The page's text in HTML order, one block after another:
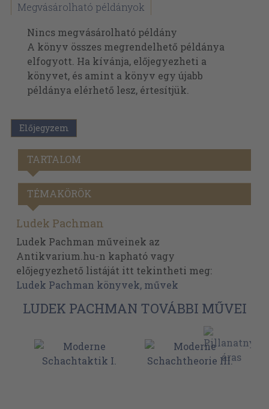
Megvásárolható példányok
Nincs megvásárolható példány
A könyv összes megrendelhető példánya
elfogyott. Ha kívánja, előjegyezheti a
könyvet, és amint a könyv egy újabb
példánya elérhető lesz, értesítjük.
Előjegyzem
TARTALOM
TÉMAKÖRÖK
Ludek Pachman
Ludek Pachman műveinek az
Antikvarium.hu-n kapható vagy
előjegyezhető listáját itt tekintheti meg:
Ludek Pachman könyvek, művek
LUDEK PACHMAN TOVÁBBI MŰVEI